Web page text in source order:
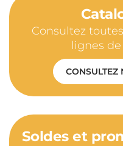
Consultez
lignes
CONSULTEZ
Soldes et